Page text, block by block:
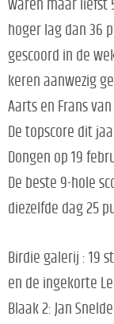
waren maar liefst
hoger lag dan 36
gescoord in de
keren aanwezig
Aarts en Frans
De topscore dit
Dongen op 19
De beste 9-hole
diezelfde dag 25
Birdie galerij : 19
en de ingekorte
Blaak 2: Jan